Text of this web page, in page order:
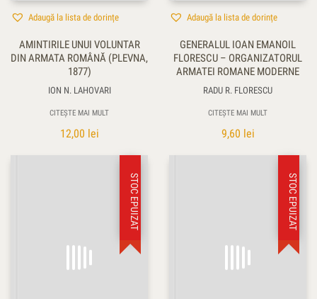
Adaugă la lista de dorințe
AMINTIRILE UNUI VOLUNTAR
DIN ARMATA ROMÂNĂ (PLEVNA,
1877)
ION N. LAHOVARI
CITEȘTE MAI MULT
12,00 lei
Adaugă la lista de dorințe
GENERALUL IOAN EMANOIL
FLORESCU – ORGANIZATORUL
ARMATEI ROMANE MODERNE
RADU R. FLORESCU
CITEȘTE MAI MULT
9,60 lei
STOC EPUIZAT STOC EPUIZAT